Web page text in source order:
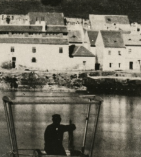
1900 · Sopron
Várkerület 62., Jány Ferenc boltja.